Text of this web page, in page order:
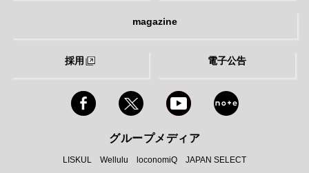
magazine
採用 電子公告
グループメディア
LISKUL Wellulu loconomiQ JAPAN SELECT